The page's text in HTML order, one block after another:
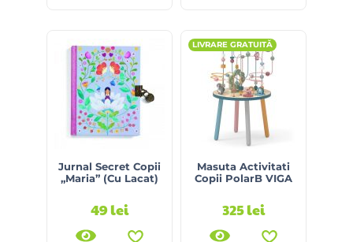
Jurnal Secret Copii
„Maria” (Cu Lacat)
49lei
LIVRARE GRATUITĂ
Masuta Activitati
Copii PolarB VIGA
325lei